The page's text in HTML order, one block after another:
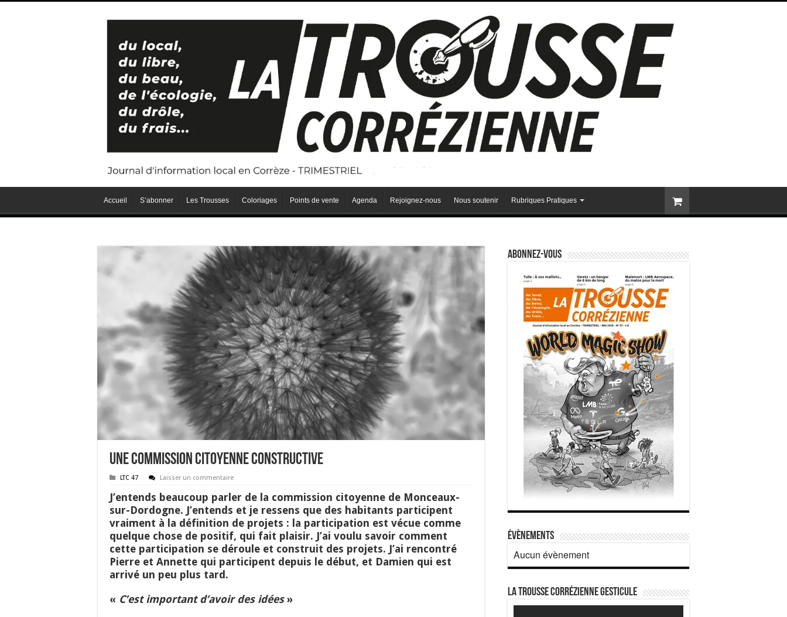
Accueil S’abonner Les Trousses Coloriages Points de vente Agenda Rejoignez-nous Nous soutenir Rubriques Pratiques
Une commission citoyenne constructive
LTC 47 Laisser un commentaire
J’entends beaucoup parler de la commission citoyenne de Monceaux-
sur-Dordogne. J’entends et je ressens que des habitants participent
vraiment à la définition de projets : la participation est vécue comme
quelque chose de positif, qui fait plaisir. J’ai voulu savoir comment
cette participation se déroule et construit des projets. J’ai rencontré
Pierre et Annette qui participent depuis le début, et Damien qui est
arrivé un peu plus tard.
« C’est important d’avoir des idées»
Abonnez-vous
Évènements
Aucun évènement
La Trousse corrézienne gesticule